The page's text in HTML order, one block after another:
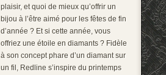
plaisir, et quoi de mieux qu’offrir un
bijou à l’être aimé pour les fêtes de fin
d’année ? Et si cette année, vous
offriez une étoile en diamants ? Fidèle
à son concept phare d’un diamant sur
un fil, Redline s’inspire du printemps